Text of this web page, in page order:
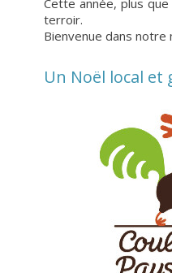
Cette année, plus
terroir.
Bienvenue dans notre
Un Noël local et